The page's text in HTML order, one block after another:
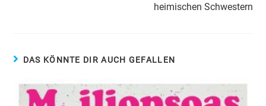
heimischen Schwestern
DAS KÖNNTE DIR AUCH GEFALLEN